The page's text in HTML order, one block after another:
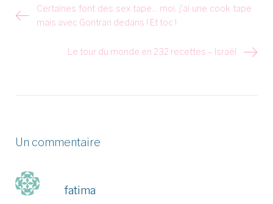
Navigation
de
l’article
Certaines font des sex tape… moi, j'ai une cook tape
mais avec Gontran dedans ! Et toc !
Le tour du monde en 232 recettes – Israël
Un commentaire
fatima